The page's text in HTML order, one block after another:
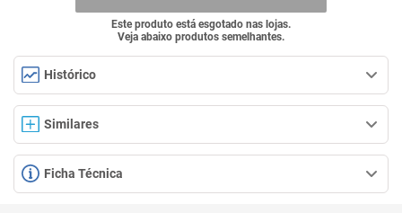
Este produto está esgotado nas lojas.
Veja abaixo produtos semelhantes.
Histórico
Similares
Ficha Técnica